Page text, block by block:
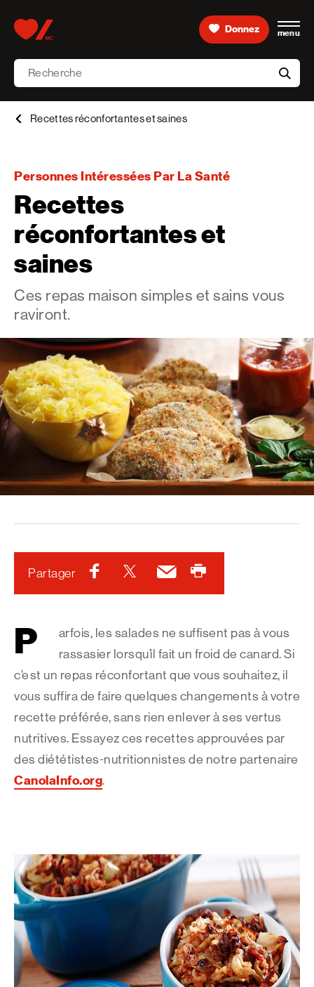
Donnez menu
Recherche
aria-
Recettes réconfortantes et saines
Personnes Intéressées Par La Santé
Recettes
réconfortantes et
saines
Ces repas maison simples et sains vous
raviront.
Partager Facebook
TwitterCourriel
P
arfois, les salades ne suffisent pas à vous
rassasier lorsqu’il fait un froid de canard. Si
c’est un repas réconfortant que vous souhaitez, il
vous suffira de faire quelques changements à votre
recette préférée, sans rien enlever à ses vertus
nutritives. Essayez ces recettes approuvées par
des diététistes-nutritionnistes de notre partenaire
CanolaInfo.org.